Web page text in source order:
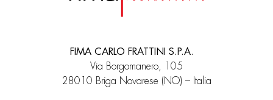
FIMA CARLO FRATTINI S.P.A.
Via Borgomanero, 105
28010 Briga Novarese (NO) – Italia